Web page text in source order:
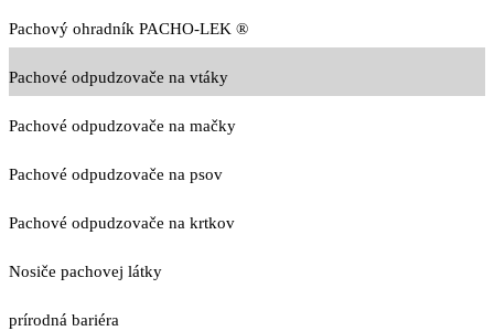
Pachový ohradník PACHO-LEK ®
Pachové odpudzovače na vtáky
Pachové odpudzovače na mačky
Pachové odpudzovače na psov
Pachové odpudzovače na krtkov
Nosiče pachovej látky
prírodná bariéra